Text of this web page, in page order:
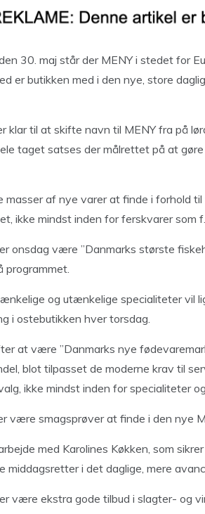
30. maj står der MENY i stedet for
er butikken med i den nye, store
klar til at skifte navn til MENY fra på
taget satses der målrettet på at
masser af nye varer at finde i forhold
ikke mindst inden for ferskvarer som
onsdag være ”Danmarks største
programmet.
og utænkelige specialiteter vil
i ostebutikken hver torsdag.
at være ”Danmarks nye
blot tilpasset de moderne krav til
ikke mindst inden for specialiteter
være smagsprøver at finde i den nye
med Karolines Køkken, som
middagsretter i det daglige, mere
være ekstra gode tilbud i slagter- og